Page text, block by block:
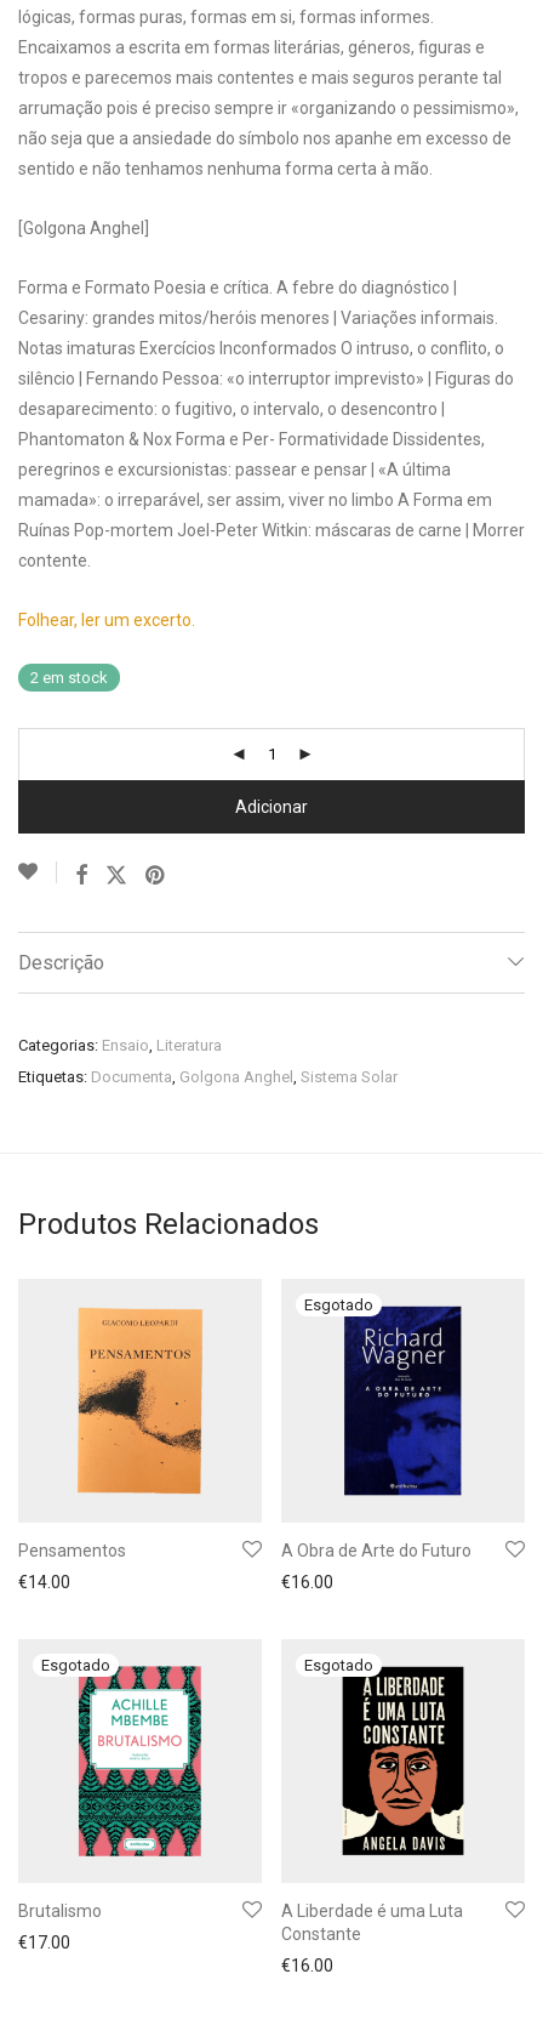
lógicas, formas puras, formas em si, formas informes.
Encaixamos a escrita em formas literárias, géneros, figuras e
tropos e parecemos mais contentes e mais seguros perante tal
arrumação pois é preciso sempre ir «organizando o pessimismo»,
não seja que a ansiedade do símbolo nos apanhe em excesso de
sentido e não tenhamos nenhuma forma certa à mão.
[Golgona Anghel]
Forma e Formato Poesia e crítica. A febre do diagnóstico |
Cesariny: grandes mitos/heróis menores | Variações informais.
Notas imaturas Exercícios Inconformados O intruso, o conflito, o
silêncio | Fernando Pessoa: «o interruptor imprevisto» | Figuras do
desaparecimento: o fugitivo, o intervalo, o desencontro |
Phantomaton & Nox Forma e Per- Formatividade Dissidentes,
peregrinos e excursionistas: passear e pensar | «A última
mamada»: o irreparável, ser assim, viver no limbo A Forma em
Ruínas Pop-mortem Joel-Peter Witkin: máscaras de carne | Morrer
contente.
Folhear, ler um excerto.
2 em stock
Adicionar
Descrição
Categorias: Ensaio, Literatura
Etiquetas: Documenta, Golgona Anghel , Sistema Solar
Produtos Relacionados
Pensamentos
€14.00
A Obra de Arte do Futuro
€16.00
Brutalismo
€17.00
A Liberdade é uma Luta
Constante
€16.00